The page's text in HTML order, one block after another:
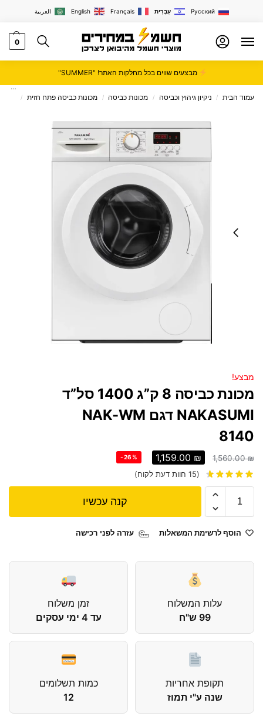
العربية English Français עִבְרִית Русский
0
מבצעים שווים בכל מחלקות האתר! "SUMMER"
עמוד הבית / ניקיון גיהוץ וכביסה / מכונות כביסה / מכונות כביסה פתח חזית /
מבצע!
מכונת כביסה 8 ק”ג 1400 סל”ד
NAKASUMI דגם NAK-WM
8140
1,560.00₪
1,159.00 ₪
-26%
(
15 חוות דעת לקוח)
קנה עכשיו
הוסף לרשימת המשאלות עזרה לפני רכישה
עלות המשלוח
99 ש"ח
זמן משלוח
עד 4 ימי עסקים
תקופת אחריות
שנה ע"י תמוז
כמות תשלומים
12